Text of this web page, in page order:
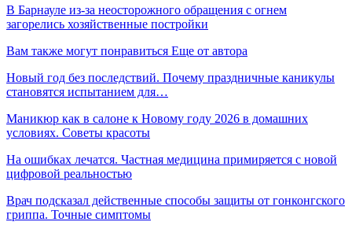
В Барнауле из-за неосторожного обращения с огнем
загорелись хозяйственные постройки
Вам также могут понравиться Еще от автора
Новый год без последствий. Почему праздничные каникулы
становятся испытанием для…
Маникюр как в салоне к Новому году 2026 в домашних
условиях. Советы красоты
На ошибках лечатся. Частная медицина примиряется с новой
цифровой реальностью
Врач подсказал действенные способы защиты от гонконгского
гриппа. Точные симптомы